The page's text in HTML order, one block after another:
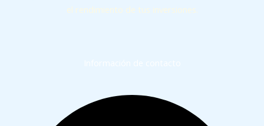
el rendimiento de tus inversiones.